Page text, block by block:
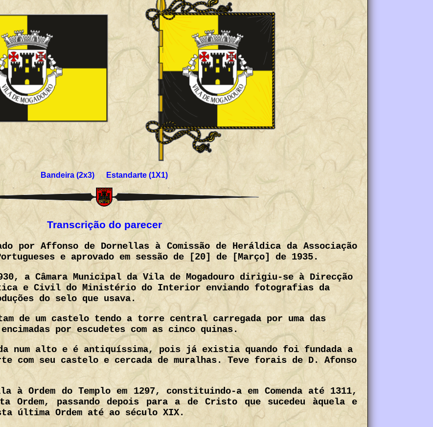
Bandeira (2x3) Estandarte (1X1)
Transcrição do parecer
por Affonso de Dornellas à Comissão de Heráldica da Associação
e aprovado em sessão de [20] de [Março] de 1935.
a Câmara Municipal da Vila de Mogadouro dirigiu-se à Direcção
e Civil do Ministério do Interior enviando fotografias da
do selo que usava.
de um castelo tendo a torre central carregada por uma das
por escudetes com as cinco quinas.
num alto e é antiquíssima, pois já existia quando foi fundada a
com seu castelo e cercada de muralhas. Teve forais de D. Afonso
Ordem do Templo em 1297, constituindo-a em Comenda até 1311,
passando depois para a de Cristo que sucedeu àquela e
última Ordem até ao século XIX.